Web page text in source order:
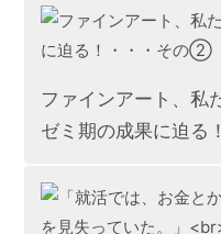
ファインアート、私
ゼミ期の成果に迫